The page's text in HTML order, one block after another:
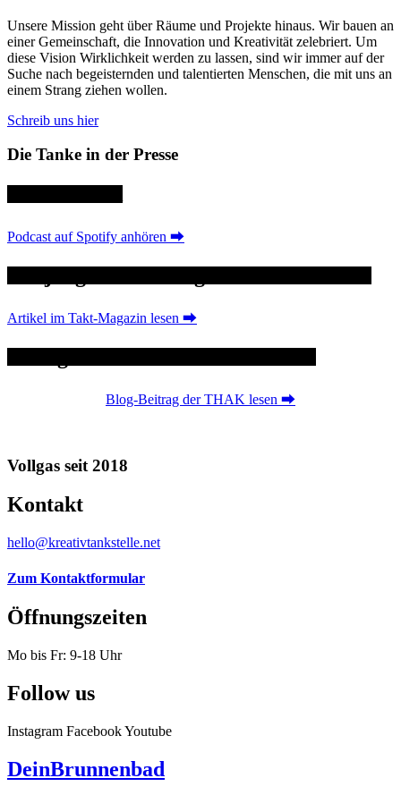
Unsere Mission geht über Räume und Projekte hinaus. Wir bauen an
einer Gemeinschaft, die Innovation und Kreativität zelebriert. Um
diese Vision Wirklichkeit werden zu lassen, sind wir immer auf der
Suche nach begeisternden und talentierten Menschen, die mit uns an
einem Strang ziehen wollen.
Schreib uns hier
Die Tanke in der Presse
Podcast auf Spotify anhören ⮕
Artikel im Takt-Magazin lesen ⮕
Blog-Beitrag der THAK lesen ⮕
Vollgas seit 2018
Kontakt
hello@kreativtankstelle.net
Zum Kontaktformular
Öffnungszeiten
Mo bis Fr: 9-18 Uhr
Follow us
Instagram FacebookYoutube
DeinBrunnenbad